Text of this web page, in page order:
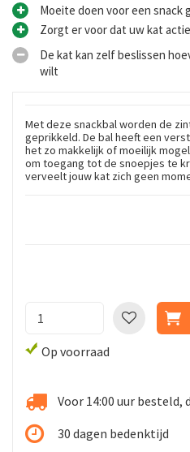
Moeite doen voor een snack
Zorgt er voor dat uw kat
De kat kan zelf beslissen
wilt
Met deze snackbal worden de
geprikkeld. De bal heeft een
het zo makkelijk of moeilijk
om toegang tot de snoepjes te
verveelt jouw kat zich geen
Op voorraad
Voor 14:00 uur besteld,
30 dagen bedenktijd